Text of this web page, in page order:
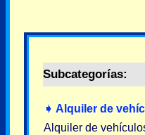
Subcategorías:
➧ Alquiler de
Alquiler de